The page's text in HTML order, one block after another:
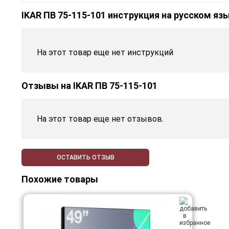
IKAR ПВ 75-115-101 инструкция на русском
На этот товар еще нет инструкций
Отзывы на IKAR ПВ 75-115-101
На этот товар еще нет отзывов.
ОСТАВИТЬ ОТЗЫВ
Похожие товары